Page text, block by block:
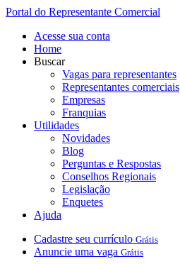
Portal do Representante Comercial
Acesse sua conta
Home
Buscar
Vagas para representantes
Representantes comerciais
Empresas
Franquias
Utilidades
Novidades
Blog
Perguntas e Respostas
Conselhos Regionais
Legislação
Enquetes
Ajuda
Cadastre seu currículo Grátis
Anuncie uma vaga Grátis